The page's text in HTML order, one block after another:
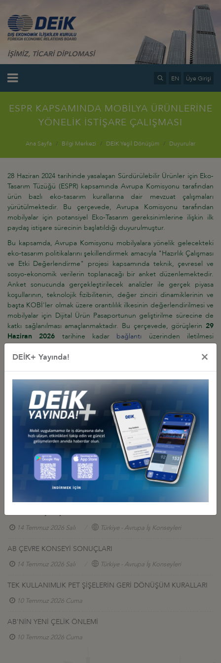
İŞİMİZ, TİCARİ DİPLOMASİ
EN Üye Girişi
ESPR KAPSAMINDA MOBİLYA ÜRÜNLERİNE
YÖNELİK İSTİŞARE ÇALIŞMASI
Ana Sayfa Bilgi Merkezi DEİK Yeşil Dönüşüm Duyurular
28 Haziran 2024 tarihinde yasalaşan Sürdürülebilir Ürünler için Eko-
Tasarım Tüzüğü (ESPR) kapsamında Avrupa Komisyonu tarafından
ürün bazlı eko-tasarım kurallarına dair mevzuat çalışmaları
yürütülmektedir. Bu çerçevede, Avrupa Komisyonu tarafından
mobilyalar için potansiyel Eko-Tasarım gereksinimlerine ilişkin ilk
paydaş istişare sürecinin başlatıldığı duyurulmuştur.
Bu kapsamda, Avrupa Komisyonu mobilyalara yönelik gelecekteki
eko-tasarım politikalarını şekillendirmek amacıyla "Hazırlık Çalışması
ve Etki Değerlendirme" projesi kapsamında teknik, çevresel ve
sosyo-ekonomik verilerin toplanacağı bir anket düzenlemektedir.
Anket sonucunda gerçekleştirilecek analizler ile gerçek piyasa
koşullarının, teknolojik fizibilitenin, değer zinciri dinamiklerinin ve
başta KOBİ'ler olmak üzere orantılılık ilkesinin değerlendirilmesi ve
mobilyalar için Dijital Ürün Pasaportunun geliştirilme sürecine de
katkı sağlanılması amaçlanmaktadır. Bu çerçevede, görüşlerin 29
Haziran 2026 tarihine kadar bağlantı üzerinden iletilmesi
gerekmektedir.
Ayrıca, söz konusu çalışmalara ilişkin ayrıntılı bilgilere
bağlantıdan
ulaşılabilmektedir. Proje gelişmeleri, toplantılar ve yaklaşan
istişareler hakkında bilgi almak için ise,bağlantıdankayıt
yaptırabilmektedir.
Diğer Duyurular
AB ORMANSIZLAŞMANIN ÖNLENMESİ MEVZUATI
KAPSAMINDA İKİ YENİ UYGULAMANIN KABUL EDİLMESİ
31 Temmuz 2026 Cuma
14 Temmuz 2026 Salı Türkiye - Avrupa İş Konseyleri
AB ÇEVRE KONSEYİ SONUÇLARI
14 Temmuz 2026 Salı Türkiye - Avrupa İş Konseyleri
TEK KULLANIMLIK PET ŞİŞELERİN GERİ DÖNÜŞÜM KURALLARI
10 Temmuz 2026 Cuma
AB'NİN YENİ ÇELİK ÖNLEMİ
10 Temmuz 2026 Cuma
DEİK+ Yayında! ×